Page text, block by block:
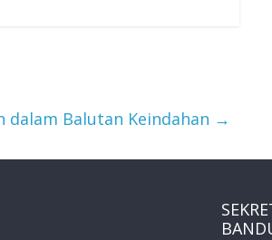
dalam Balutan Keindahan →